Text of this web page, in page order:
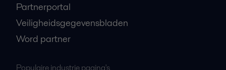
Partnerportal
Veiligheidsgegevensbladen
Word partner